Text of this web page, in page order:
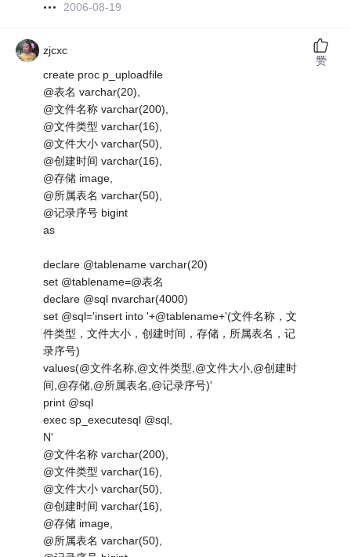
2006-08-19
zjcxc
create proc p_uploadfile
@表名 varchar(20),
@文件名称 varchar(200),
@文件类型 varchar(16),
@文件大小 varchar(50),
@创建时间 varchar(16),
@存储 image,
@所属表名 varchar(50),
@记录序号 bigint
as
declare @tablename varchar(20)
set @tablename=@表名
declare @sql nvarchar(4000)
set @sql='insert into '+@tablename+'(文件名称，文
件类型，文件大小，创建时间，存储，所属表名，记
录序号)
values(@文件名称,@文件类型,@文件大小,@创建时
间,@存储,@所属表名,@记录序号)'
print @sql
exec sp_executesql @sql,
N'
@文件名称 varchar(200),
@文件类型 varchar(16),
@文件大小 varchar(50),
@创建时间 varchar(16),
@存储 image,
@所属表名 varchar(50),
赞